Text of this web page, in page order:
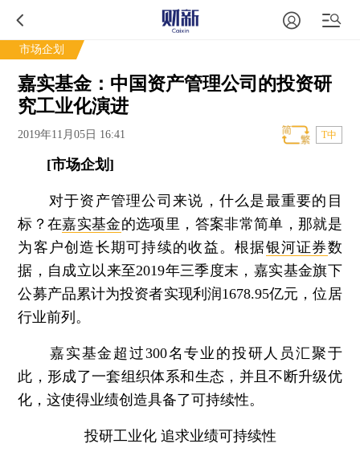
市场企划
嘉实基金：中国资产管理公司的投资研
究工业化演进
2019年11月05日 16:41 T中
[市场企划]
对于资产管理公司来说，什么是最重要的目
标？在嘉实基金的选项里，答案非常简单，那就是
为客户创造长期可持续的收益。根据银河证券数
据，自成立以来至2019年三季度末，嘉实基金旗下
公募产品累计为投资者实现利润1678.95亿元，位居
行业前列。
嘉实基金超过300名专业的投研人员汇聚于
此，形成了一套组织体系和生态，并且不断升级优
化，这使得业绩创造具备了可持续性。
投研工业化 追求业绩可持续性